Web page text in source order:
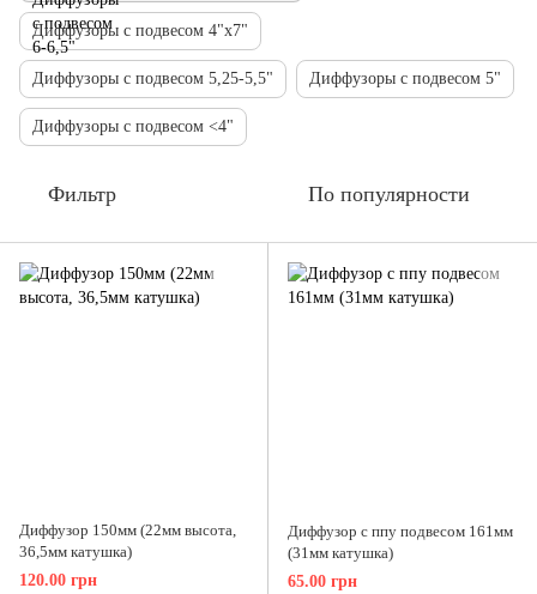
Диффузоры с подвесом 4"х7"
Диффузоры с подвесом 5,25-5,5" Диффузоры с подвесом 5"
Диффузоры с подвесом <4"
Фильтр По популярности
Диффузор 150мм (22мм высота,
36,5мм катушка)
120.00 грн
Диффузор с ппу подвесом 161мм
(31мм катушка)
65.00 грн